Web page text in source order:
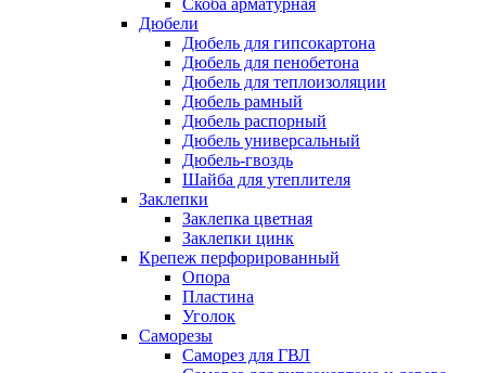
Скоба арматурная
Дюбели
Дюбель для гипсокартона
Дюбель для пенобетона
Дюбель для теплоизоляции
Дюбель рамный
Дюбель распорный
Дюбель универсальный
Дюбель-гвоздь
Шайба для утеплителя
Заклепки
Заклепка цветная
Заклепки цинк
Крепеж перфорированный
Опора
Пластина
Уголок
Саморезы
Саморез для ГВЛ